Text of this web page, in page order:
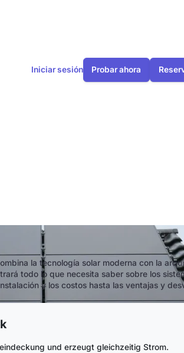
Iniciar sesión Probar ahora
la tecnología solar moderna con la
todo lo que necesita saber sobre los
y los costos hasta las ventajas y
und erzeugt gleichzeitig Strom.